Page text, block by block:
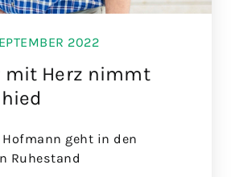
2022
mit Herz nimmt
Hofmann geht in den
Ruhestand